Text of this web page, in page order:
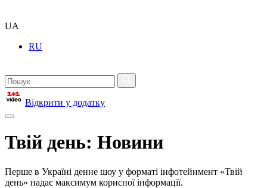
UA
RU
Відкрити у додатку
Твій день: Новини
Перше в Україні денне шоу у форматі інфотейнмент «Твій
день» надає максимум корисної інформації.